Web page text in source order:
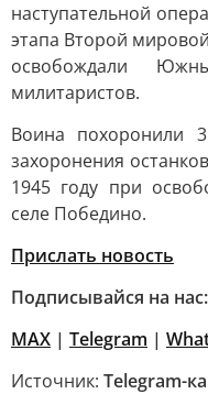
наступательной
этапа Второй
освобождали
милитаристов.
Воина похоронили
захоронения
1945 году при
селе Победино.
Прислать новость
Подписывайся на нас:
MAX | Telegram |
Источник: Telegram-